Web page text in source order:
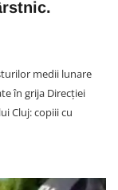
medii lunare
în grija Direcției
Cluj: copiii cu